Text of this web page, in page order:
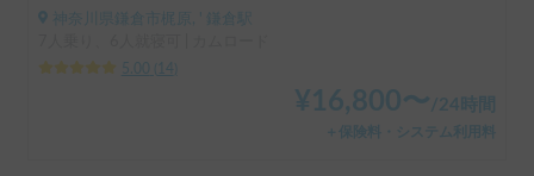
神奈川県鎌倉市梶原, ' 鎌倉駅
5.00
14
¥ 16,800〜 /24時間
＋保険料・システム利用料